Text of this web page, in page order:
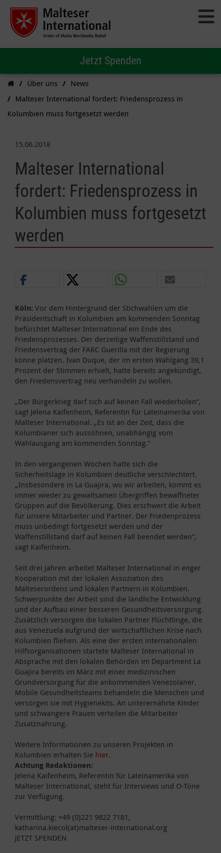
Jetzt Spenden
Über uns
News
Malteser International fordert: Friedensprozess in
Kolumbien muss fortgesetzt werden
15.06.2018
Malteser International
fordert: Friedensprozess in
Kolumbien muss fortgesetzt
werden
Köln: Vor dem Hintergrund der Stichwahlen um die
Präsidentschaft in Kolumbien am kommenden Sonntag
befürchtet Malteser International ein Ende des
Friedensprozesses. Der derzeitige Waffenstillstand und
Friedensvertrag der FARC Guerilla mit der Regierung
könne platzen. Ivan Duque, der im ersten Wahlgang 39,1
Prozent der Stimmen erhielt, hatte bereits angekündigt,
den Friedensvertrag neu verhandeln zu wollen.
„Der Bürgerkrieg darf sich auf keinen Fall wiederholen“,
sagt Jelena Kaifenheim, Referentin für Lateinamerika von
Malteser International. „Es ist an der Zeit, dass die
Kolumbianer sich aussöhnen, unabhängig vom
Wahlausgang am kommenden Sonntag.“
In den vergangenen Wochen hatte sich die
Sicherheitslage in Kolumbien deutliche verschlechtert.
„Insbesondere in La Guajira, wo wir arbeiten, kommt es
immer wieder zu gewaltsamen Übergriffen bewaffneter
Gruppen auf die Bevölkerung. Dies erschwert die Arbeit
für unsere Mitarbeiter und Partner. Der Friedenprozess
muss unbedingt fortgesetzt werden und der
Waffenstillstand darf auf keinen Fall beendet werden“,
sagt Kaifenheim.
Seit drei Jahren arbeitet Malteser International in enger
Kooperation mit der lokalen Assoziation des
Malteserordens und lokalen Partnern in Kolumbien.
Schwerpunkte der Arbeit sind die ländliche Entwicklung
und der Aufbau einer besseren Gesundheitsversorgung.
Zusätzlich versorgen die lokalen Partner Flüchtlinge, die
aus Venezuela aufgrund der wirtschaftlichen Krise nach
Kolumbien fliehen. Als eine der ersten internationalen
Hilfsorganisationen startete Malteser International in
Absprache mit den lokalen Behörden im Department La
Guajira bereits im März mit einer medizinischen
Grundversorgung für die ankommenden Venezolaner.
Mobile Gesundheitsteams behandeln die Menschen und
versorgen sie mit Hygienekits. An unterernährte Kinder
und schwangere Frauen verteilen die Mitarbeiter
Zusatznahrung.
Weitere Informationen zu unseren Projekten in
Kolumbien erhalten Sie hier.
Achtung Redaktionen:
Jelena Kaifenheim, Referentin für Lateinamerika von
Malteser International, steht für Interviews und O-Töne
zur Verfügung.
Vermittlung: +49 (0)221 9822 7181,
katharina.kiecol(at)malteser-international.org
JETZT SPENDEN